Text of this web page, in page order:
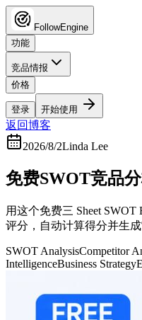
FollowEngine
功能
竞品情报
价格
登录 开始使用
返回博客
2026/8/2Linda Lee
免费SWOT竞品分
用这个免费三 Sheet
评分，自动计算得分并生成
SWOT AnalysisCompetitor
IntelligenceBusiness Strategy